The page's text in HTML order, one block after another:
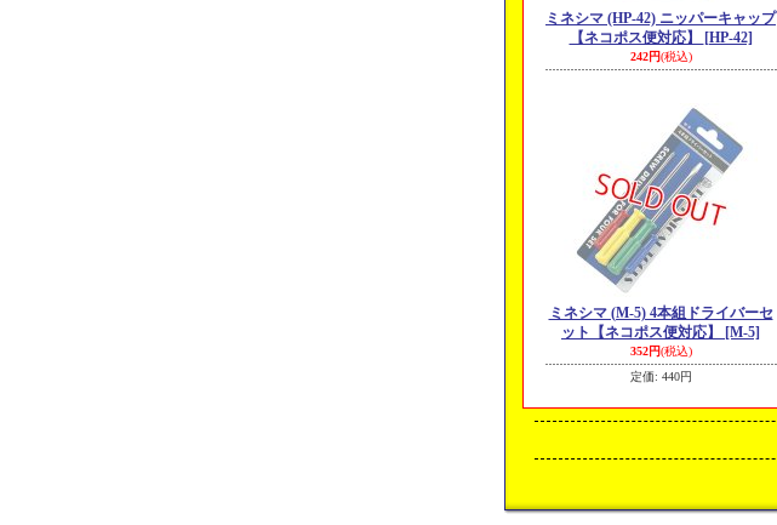
ミネシマ (HP-42) ニッパーキャップ
【ネコポス便対応】
[HP-42]
242円(税込)
ミネシマ (M-5) 4本組ドライバーセ
ット【ネコポス便対応】
[M-5]
352円(税込)
定価: 440円